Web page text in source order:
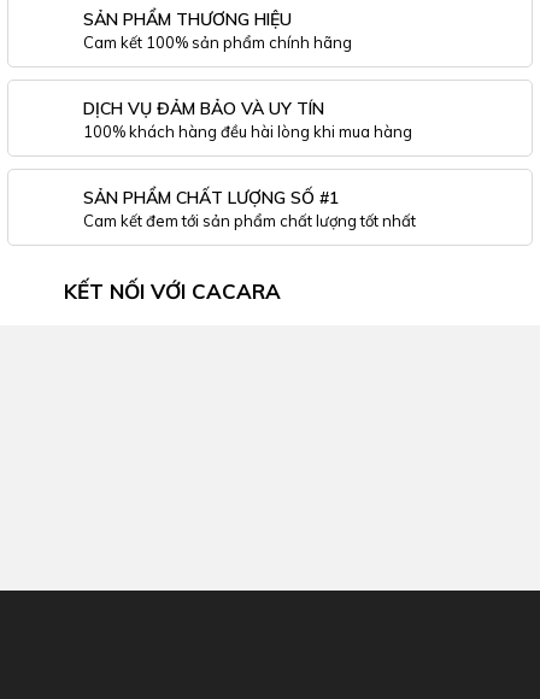
SẢN PHẨM THƯƠNG HIỆU
Cam kết 100% sản phẩm chính hãng
DỊCH VỤ ĐẢM BẢO VÀ UY TÍN
100% khách hàng đều hài lòng khi mua hàng
SẢN PHẨM CHẤT LƯỢNG SỐ #1
Cam kết đem tới sản phẩm chất lượng tốt nhất
KẾT NỐI VỚI CACARA